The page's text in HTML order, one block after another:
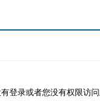
登录或者您没有权限访